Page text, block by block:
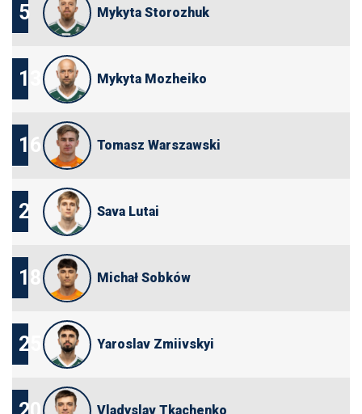
5 Mykyta Storozhuk
13 Mykyta Mozheiko
16 Tomasz Warszawski
2 Sava Lutai
18 Michał Sobków
25 Yaroslav Zmiivskyi
Vladyslav Tkachenko